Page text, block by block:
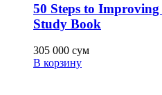
50 Steps to
Study Book
305 000 сум
В корзину